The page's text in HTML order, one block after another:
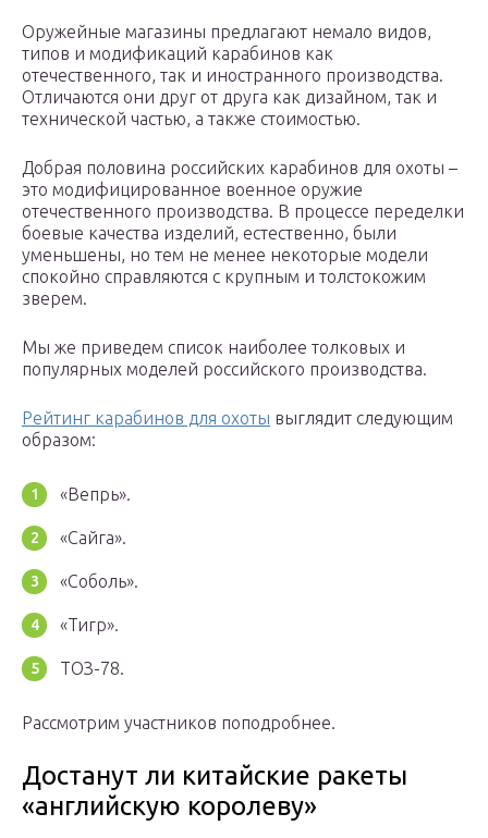
Оружейные магазины предлагают немало видов,
типов и модификаций карабинов как
отечественного, так и иностранного производства.
Отличаются они друг от друга как дизайном, так и
технической частью, а также стоимостью.
Добрая половина российских карабинов для охоты –
это модифицированное военное оружие
отечественного производства. В процессе переделки
боевые качества изделий, естественно, были
уменьшены, но тем не менее некоторые модели
спокойно справляются с крупным и толстокожим
зверем.
Мы же приведем список наиболее толковых и
популярных моделей российского производства.
Рейтинг карабинов для охоты выглядит следующим
образом:
«Вепрь».
«Сайга».
«Соболь».
«Тигр».
ТОЗ-78.
Рассмотрим участников поподробнее.
Достанут ли китайские ракеты
«английскую королеву»